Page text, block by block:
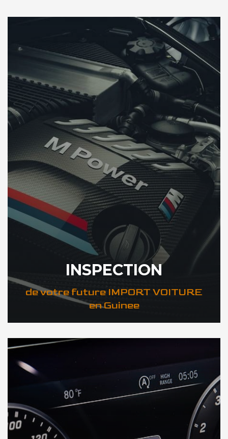
INSPECTION
de votre future IMPORT VOITURE
en Guinee
DÉCOUVREZ VOTRE INSPECTION AUTO en Guinee